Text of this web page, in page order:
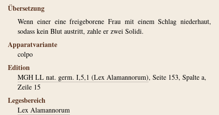
Übersetzung
Wenn einer eine freigeborene Frau mit einem Schlag niederhaut,
sodass kein Blut austritt, zahle er zwei Solidi.
Apparatvariante
colpo
Edition
MGH LL nat. germ. I,5,1 (Lex Alamannorum), Seite 153, Spalte a,
Zeile 15
Legesbereich
Lex Alamannorum